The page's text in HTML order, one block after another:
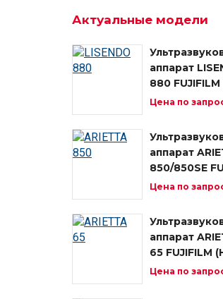
навигации
Актуальные модели
аппарат
880
Цена по
аппарат
850/850SE
Цена по
аппарат
65 FUJIFILM
Цена по